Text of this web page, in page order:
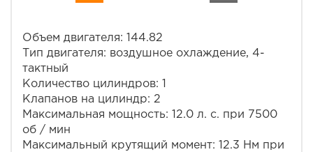
Объем двигателя: 144.82
Тип двигателя: воздушное охлаждение, 4-
тактный
Количество цилиндров: 1
Клапанов на цилиндр: 2
Максимальная мощность: 12.0 л. с. при 7500
об / мин
Максимальный крутящий момент: 12.3 Нм при